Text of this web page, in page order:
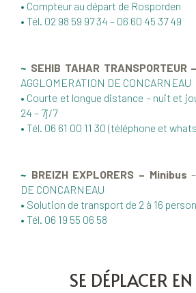
• Compteur au départ de Rosporden
• Tél. 02 98 59 97 34 – 06 60 45 37 49
~ SEHIB TAHAR
AGGLOMERATION DE CONCARNEAU
• Courte et longue distance – nuit et
24 – 7j/7
• Tél. 06 61 00 11 30 (téléphone et
~ BREIZH EXPLORERS – Minibus –
DE CONCARNEAU
• Solution de transport de 2 à 16
• Tél. 06 19 55 06 58
SE DÉPLACER